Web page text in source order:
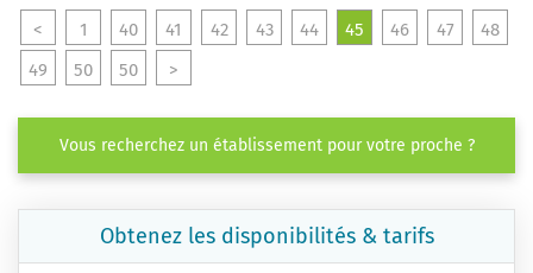
< 1 40 41 42 43 44 45 46 47
48
49
50 50 >
Vous recherchez un établissement pour votre proche ?
Obtenez les disponibilités & tarifs